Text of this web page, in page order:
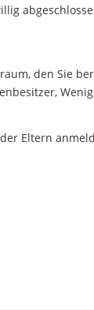
den Sie
Eltern